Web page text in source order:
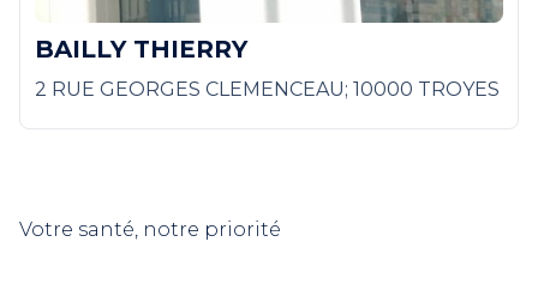
BAILLY THIERRY
2 RUE GEORGES CLEMENCEAU; 10000 TROYES
Votre santé, notre priorité